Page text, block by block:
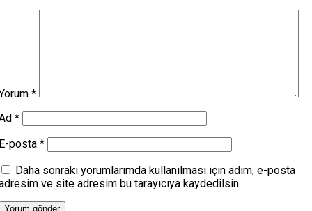
*
*
posta *
Daha sonraki yorumlarımda kullanılması için adım, e-posta
ve site adresim bu tarayıcıya kaydedilsin.